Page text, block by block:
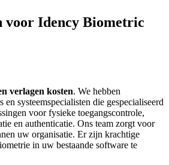
voor Idency Biometric
verlagen kosten. We hebben
en systeemspecialisten die gespecialiseerd
voor fysieke toegangscontrole,
en authenticatie. Ons team zorgt voor
uw organisatie. Er zijn krachtige
in uw bestaande software te